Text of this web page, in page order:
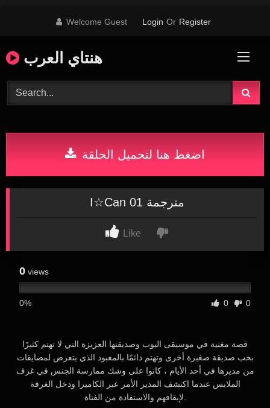
Welcome Guest Login Or Register
هنتاي العرب
اضغط هنا لتحميل الحلقة
I☆Can 01 مترجمة
Like
0 views
0% 0 0
قصة مغنية في موسيقى البوب وصديقتها العزيزة التي لا تهتم كثيرًا
بحب صديقة صغيرة أخرى وتهتم دائمًا بالمعبود الذي يتعرض لمضايقات
من مديرها في أحد الأيام ، كانوا على وشك ممارسة الجنس في غرف
الملابس عندما اكتشف المدير الأمر عبر الكاميرا ودخل الغرفة
لإيقافهم والاستفادة من الفتاة.